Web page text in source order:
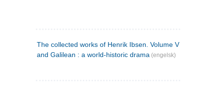
The collected works of Henrik Ibsen. Volume V : Emperor
and Galilean : a world-historic drama (engelsk)